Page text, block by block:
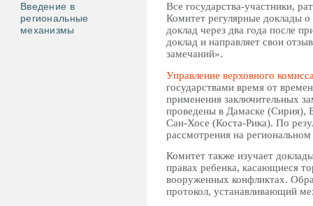
Все государства-участники,
Комитет регулярные доклады о
доклад через два года после
доклад и направляет свои
замечаний».
Управление верховного
государствами время от
применения заключительных
проведены в Дамаске (Сирия),
Сан-Хосе (Коста-Рика). По
рассмотрения на
Комитет также изучает
правах ребенка, касающиеся
вооруженных конфликтах.
протокол, устанавливающий
Введение в
региональные
механизмы